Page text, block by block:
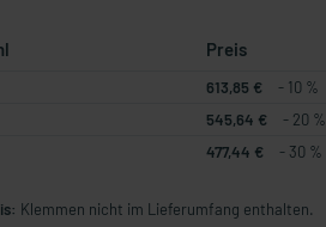
Preis
613,85 €
- 10 %
545,64 €
- 20 %
477,44 €
- 30 %
Klemmen nicht im Lieferumfang enthalten.